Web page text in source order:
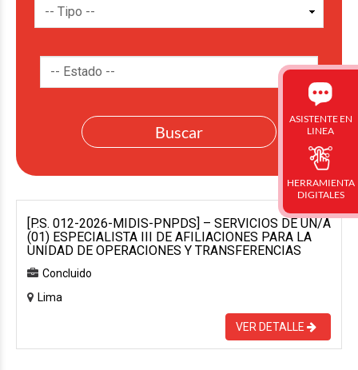
[P.S. 012-2026-MIDIS-PNPDS] – SERVICIOS DE UN/A
(01) ESPECIALISTA III DE AFILIACIONES PARA LA
UNIDAD DE OPERACIONES Y TRANSFERENCIAS
Concluido
Lima
VER DETALLE
ASISTENTE EN
LINEA
HERRAMIENTA
DIGITALES